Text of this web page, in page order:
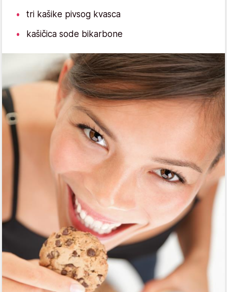
tri kašike pivsog kvasca
kašičica sode bikarbone